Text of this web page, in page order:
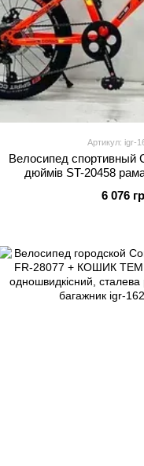
Артикул: igr-
Велосипед спортивный
дюймів ST-20458
6 076